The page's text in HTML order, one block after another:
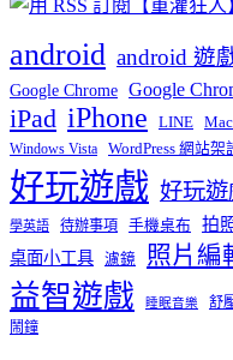
android android 遊
Google Chrome Google
iPad iPhone LINE
Windows Vista WordPress 網站架
好玩遊戲 好玩
學英語 待辦事項 手機桌布 拍
桌面小工具 濾鏡 照片編
益智遊戲 睡眠音樂 舒
鬧鐘